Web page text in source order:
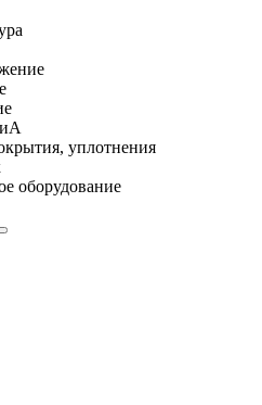
уплотнения
оборудование